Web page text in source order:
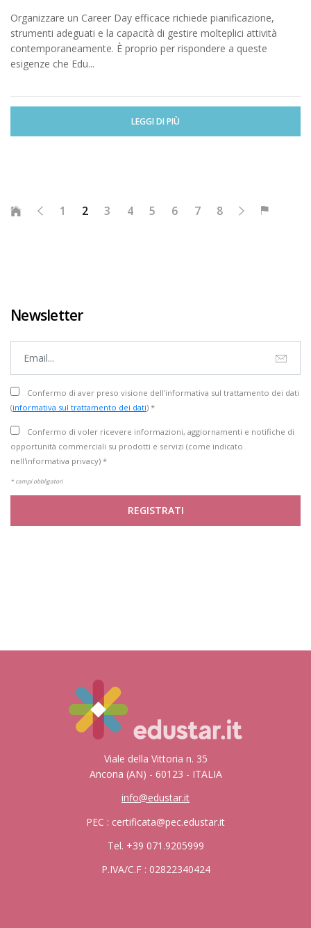
Organizzare un Career Day efficace richiede pianificazione,
strumenti adeguati e la capacità di gestire molteplici attività
contemporaneamente. È proprio per rispondere a queste
esigenze che Edu...
LEGGI DI PIÙ
1 2 3 4 5 6 7 8
Newsletter
Confermo di aver preso visione dell'informativa sul trattamento dei dati
(informativa sul trattamento dei dati) *
Confermo di voler ricevere informazioni, aggiornamenti e notifiche di
opportunità commerciali su prodotti e servizi (come indicato
nell'informativa privacy) *
* campi obbligatori
REGISTRATI
Viale della Vittoria n. 35
Ancona (AN) - 60123 - ITALIA
info@edustar.it
PEC : certificata@pec.edustar.it
Tel. +39 071.9205999
P.IVA/C.F : 02822340424